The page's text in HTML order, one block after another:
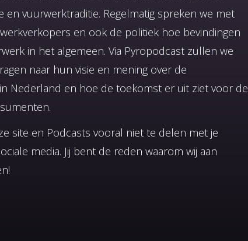
en vuurwerktraditie. Regelmatig spreken we met
en ook de politiek hoe bevindingen
in het algemeen. Via Pyropodcast zullen we
naar hun visie en mening over de
Nederland en hoe de toekomst er uit ziet voor de
site en Podcasts vooral niet te delen met je
media. Jij bent de reden waarom wij aan